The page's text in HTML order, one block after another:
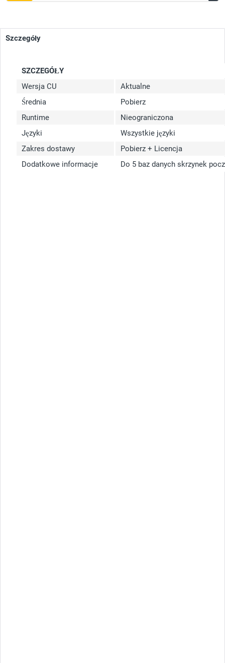
Szczegóły
SZCZEGÓŁY
Wersja CU
Aktualne
Średnia
Pobierz
Runtime
Nieograniczona
Języki
Wszystkie języki
Zakres dostawy
Pobierz + Licencja
Dodatkowe informacje
Do 5 baz danych skrzynek